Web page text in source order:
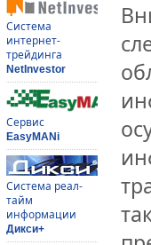
Система
интернет-
трейдинга
NetInvestor
Сервис
EasyMANi
Система реал-
тайм
информации
Дикси+